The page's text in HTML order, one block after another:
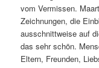
vom Vermissen.
Zeichnungen, die
ausschnittweise auf
das sehr schön.
Eltern, Freunden,